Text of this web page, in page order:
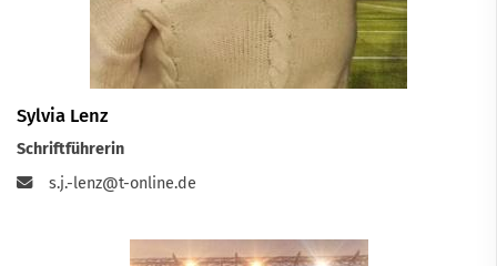
Sylvia Lenz
Schriftführerin
s.j.-lenz@t-online.de